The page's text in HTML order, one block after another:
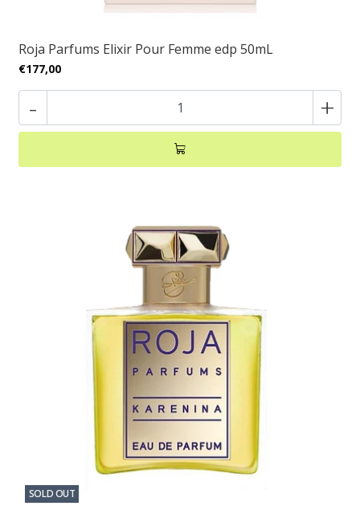
Roja Parfums Elixir Pour Femme edp 50mL
€177,00
- +
SOLD OUT